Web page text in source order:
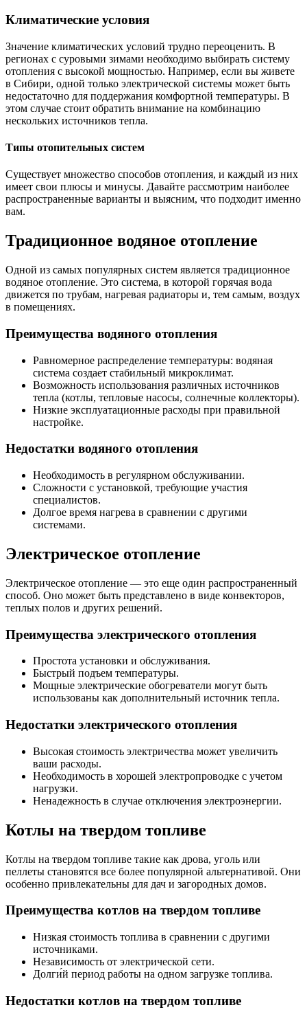
Климатические условия
Значение климатических условий трудно переоценить. В
регионах с суровыми зимами необходимо выбирать систему
отопления с высокой мощностью. Например, если вы живете
в Сибири, одной только электрической системы может быть
недостаточно для поддержания комфортной температуры. В
этом случае стоит обратить внимание на комбинацию
нескольких источников тепла.
Типы отопительных систем
Существует множество способов отопления, и каждый из них
имеет свои плюсы и минусы. Давайте рассмотрим наиболее
распространенные варианты и выясним, что подходит именно
вам.
Традиционное водяное отопление
Одной из самых популярных систем является традиционное
водяное отопление. Это система, в которой горячая вода
движется по трубам, нагревая радиаторы и, тем самым, воздух
в помещениях.
Преимущества водяного отопления
Равномерное распределение температуры: водяная
система создает стабильный микроклимат.
Возможность использования различных источников
тепла (котлы, тепловые насосы, солнечные коллекторы).
Низкие эксплуатационные расходы при правильной
настройке.
Недостатки водяного отопления
Необходимость в регулярном обслуживании.
Сложности с установкой, требующие участия
специалистов.
Долгое время нагрева в сравнении с другими
системами.
Электрическое отопление
Электрическое отопление — это еще один распространенный
способ. Оно может быть представлено в виде конвекторов,
теплых полов и других решений.
Преимущества электрического отопления
Простота установки и обслуживания.
Быстрый подъем температуры.
Мощные электрические обогреватели могут быть
использованы как дополнительный источник тепла.
Недостатки электрического отопления
Высокая стоимость электричества может увеличить
ваши расходы.
Необходимость в хорошей электропроводке с учетом
нагрузки.
Ненадежность в случае отключения электроэнергии.
Котлы на твердом топливе
Котлы на твердом топливе такие как дрова, уголь или
пеллеты становятся все более популярной альтернативой. Они
особенно привлекательны для дач и загородных домов.
Преимущества котлов на твердом топливе
Низкая стоимость топлива в сравнении с другими
источниками.
Независимость от электрической сети.
Долги́й период работы на одном загрузке топлива.
Недостатки котлов на твердом топливе